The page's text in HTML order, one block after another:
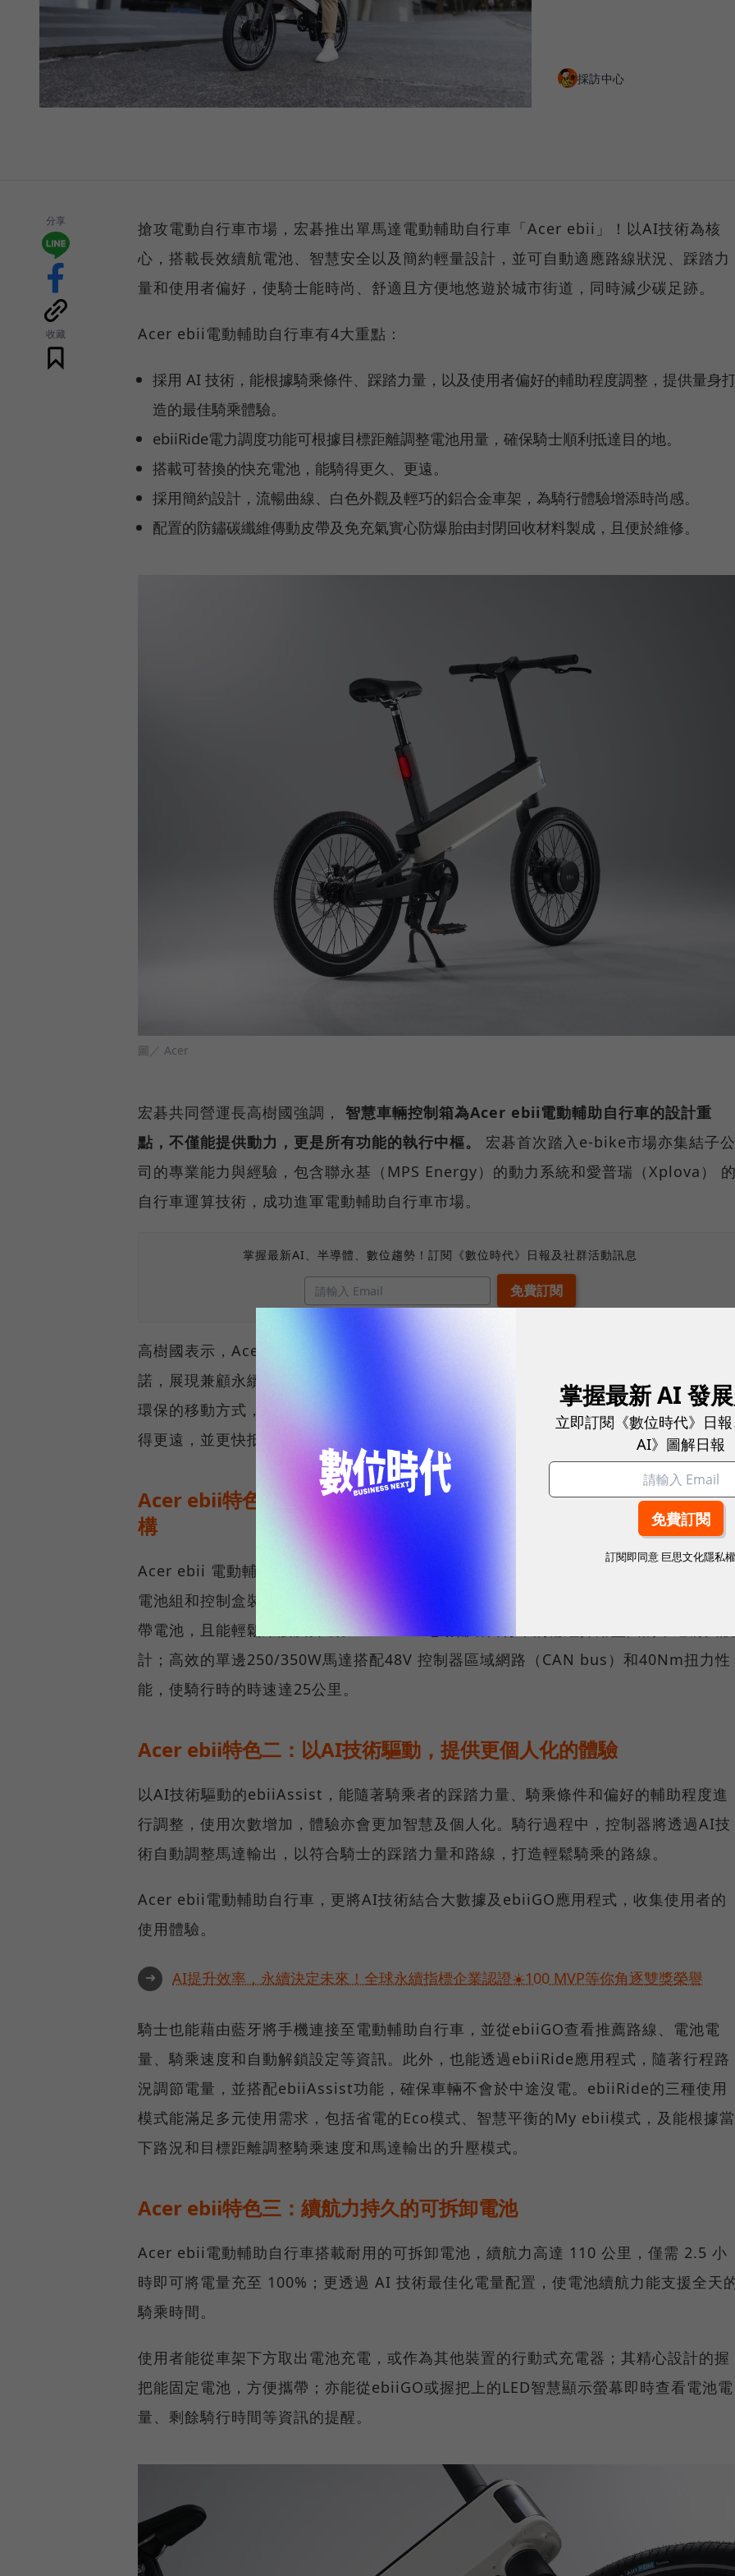
採訪中心
分享
收藏
搶攻電動自行車市場，宏碁推出單馬達電動輔助自行車「Acer ebii」！以AI技術為核
心，搭載長效續航電池、智慧安全以及簡約輕量設計，並可自動適應路線狀況、踩踏力
量和使用者偏好，使騎士能時尚、舒適且方便地悠遊於城市街道，同時減少碳足跡。
Acer ebii電動輔助自行車有4大重點：
採用 AI 技術，能根據騎乘條件、踩踏力量，以及使用者偏好的輔助程度調整，提供量身
造的最佳騎乘體驗。
ebiiRide電力調度功能可根據目標距離調整電池用量，確保騎士順利抵達目的地。
搭載可替換的快充電池，能騎得更久、更遠。
採用簡約設計，流暢曲線、白色外觀及輕巧的鋁合金車架，為騎行體驗增添時尚感。
配置的防鏽碳纖維傳動皮帶及免充氣實心防爆胎由封閉回收材料製成，且便於維修。
圖／ Acer
宏碁共同營運長高樹國強調， 智慧車輛控制箱為Acer ebii電動輔助自行車的設計重
點，不僅能提供動力，更是所有功能的執行中樞。
宏碁首次踏入e-bike市場亦集結子公
司的專業能力與經驗，包含聯永基（MPS Energy）的動力系統和愛普瑞（Xplova）
自行車運算技術，成功進軍電動輔助自行車市場。
掌握最新AI、半導體、數位趨勢！訂閱《數位時代》日報及社群活動訊息
高樹國表示，Acer ebii電動輔助自行車憑藉創新技術和創意設計，實踐宏碁的企業承
諾，展現兼顧永續發展和使用者體驗的精神。隨著都市通勤者正尋求方便、安全，且更
環保的移動方式，Acer ebii電動輔助自行車的AI輔助及創新的安全功能，能幫助騎士
得更遠，並更快抵達目的地。
Acer ebii特色一：智慧車輛控制箱，實現模組化的電動輔助自行車架
構
Acer ebii 電動輔助自行車具代表性的模組化架構，透過創新、簡潔及有效率的設計，
電池組和控制盒裝入精巧的智慧車輛控制箱，使 Acer ebii電動輔助自行車便於充電和
帶電池，且能輕鬆維護及升級。Acer ebii電動輔助自行車的輪組採用堅固的單邊前叉設
計；高效的單邊250/350W馬達搭配48V 控制器區域網路（CAN bus）和40Nm扭力性
能，使騎行時的時速達25公里。
Acer ebii特色二：以AI技術驅動，提供更個人化的體驗
以AI技術驅動的ebiiAssist，能隨著騎乘者的踩踏力量、騎乘條件和偏好的輔助程度進
行調整，使用次數增加，體驗亦會更加智慧及個人化。騎行過程中，控制器將透過AI技
術自動調整馬達輸出，以符合騎士的踩踏力量和路線，打造輕鬆騎乘的路線。
Acer ebii電動輔助自行車，更將AI技術結合大數據及ebiiGO應用程式，收集使用者的
使用體驗。
➜ AI提升效率，永續決定未來！全球永續指標企業認證☀️100 MVP等你角逐雙獎榮譽
騎士也能藉由藍牙將手機連接至電動輔助自行車，並從ebiiGO查看推薦路線、電池電
量、騎乘速度和自動解鎖設定等資訊。此外，也能透過ebiiRide應用程式，隨著行程路
況調節電量，並搭配ebiiAssist功能，確保車輛不會於中途沒電。ebiiRide的三種使用
模式能滿足多元使用需求，包括省電的Eco模式、智慧平衡的My ebii模式，及能根據當
下路況和目標距離調整騎乘速度和馬達輸出的升壓模式。
Acer ebii特色三：續航力持久的可拆卸電池
Acer ebii電動輔助自行車搭載耐用的可拆卸電池，續航力高達 110 公里，僅需 2.5 小
時即可將電量充至 100%；更透過 AI 技術最佳化電量配置，使電池續航力能支援全天
騎乘時間。
使用者能從車架下方取出電池充電，或作為其他裝置的行動式充電器；其精心設計的握
把能固定電池，方便攜帶；亦能從ebiiGO或握把上的LED智慧顯示螢幕即時查看電池電
量、剩餘騎行時間等資訊的提醒。
掌握最新 AI 發
立即訂閱《數位時代》日
AI》圖解日報
訂閱即同意 巨思文化隱私